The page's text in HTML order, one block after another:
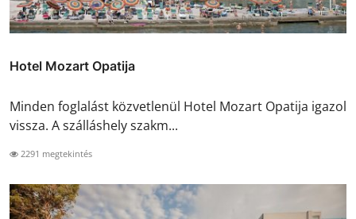
Hotel Mozart Opatija
Minden foglalást közvetlenül Hotel Mozart Opatija igazol
vissza. A szálláshely szakm...
2291 megtekintés